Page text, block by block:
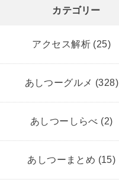
カテゴリー
アクセス解析 (25)
あしつーグルメ (328)
あしつーしらべ (2)
あしつーまとめ (15)